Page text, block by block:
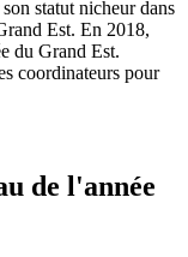
statut nicheur dans
Est. En 2018,
du Grand Est.
coordinateurs pour
de l'année